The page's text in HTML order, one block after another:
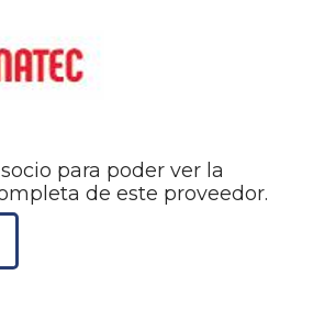
para poder ver la
de este proveedor.